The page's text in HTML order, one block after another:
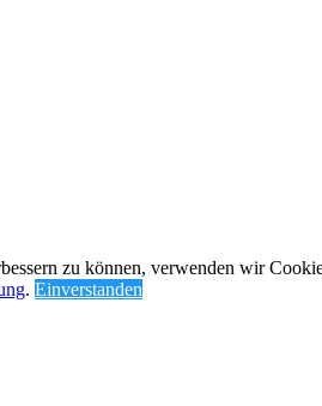
zu können, verwenden wir
. Einverstanden